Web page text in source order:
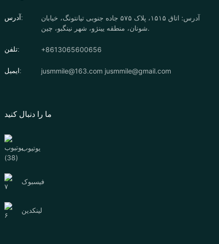
آدرس:
آدرس: اتاق ۱۵۱۵، پلاک ۵۷۵ جاده جنوبی تیانتونگ، خیابان
شونان، منطقه یینژو، شهر نینگبو، چین.
تلفن: ‎+8613065600656‎
ایمیل: jusmmile@163.com jusmmile@gmail.com
ما را دنبال کنید
یوتیوب
فیسبوک
لینکدین